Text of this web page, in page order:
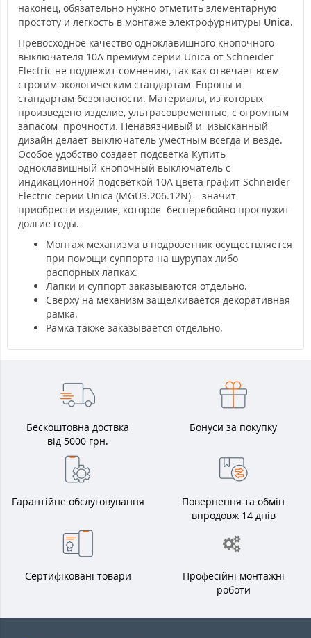
наконец, обязательно нужно отметить элементарную
простоту и легкость в монтаже электрофурнитуры Unica.
Превосходное качество одноклавишного кнопочного
выключателя 10А премиум серии Unica от Schneider
Electric не подлежит сомнению, так как отвечает всем
строгим экологическим стандартам Европы и
стандартам безопасности. Материалы, из которых
произведено изделие, ультрасовременные, с огромным
запасом прочности. Ненавязчивый и изысканный
дизайн делает выключатель уместным всегда и везде.
Особое удобство создает подсветка Купить
одноклавишный кнопочный выключатель с
индикационной подсветкой 10А цвета графит Schneider
Electric серии Unica (MGU3.206.12N) – значит
приобрести изделие, которое бесперебойно прослужит
долгие годы.
Монтаж механизма в подрозетник осуществляется
при помощи суппорта на шурупах либо
распорных лапках.
Лапки и суппорт заказываются отдельно.
Сверху на механизм защелкивается декоративная
рамка.
Рамка также заказывается отдельно.
Бескоштовна доствка
від 5000 грн.
Бонуси за покупку
Гарантійне обслуговування
Повернення та обмін
впродовж 14 днів
Сертифіковані товари
Професійні монтажні
роботи